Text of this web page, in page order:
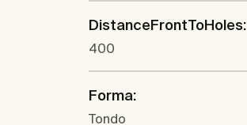
DistanceFrontToHoles:
400
Forma:
Tondo